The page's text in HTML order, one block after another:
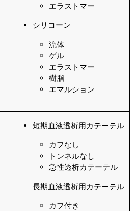
エラストマー
シリコーン
流体
ゲル
エラストマー
樹脂
エマルション
短期血液透析用カテーテル
カフなし
トンネルなし
急性透析カテーテル
長期血液透析用カテーテル
カフ付き